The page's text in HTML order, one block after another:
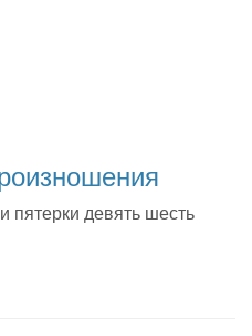
пятерки девять шесть